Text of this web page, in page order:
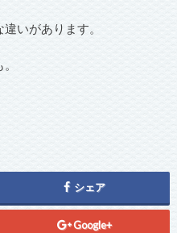
いがあります。
シェア
Google+